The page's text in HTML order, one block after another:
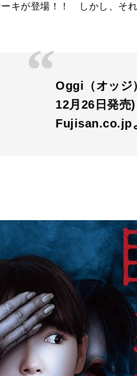
キが登場！！ しかし、そ
Oggi（オッジ
12月26日発売)
Fujisan.co.jp